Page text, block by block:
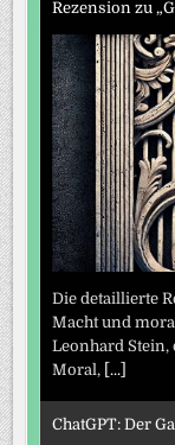
Rezension zu
Die detaillierte
Macht und
Leonhard
Moral, [...]
ChatGPT: Der